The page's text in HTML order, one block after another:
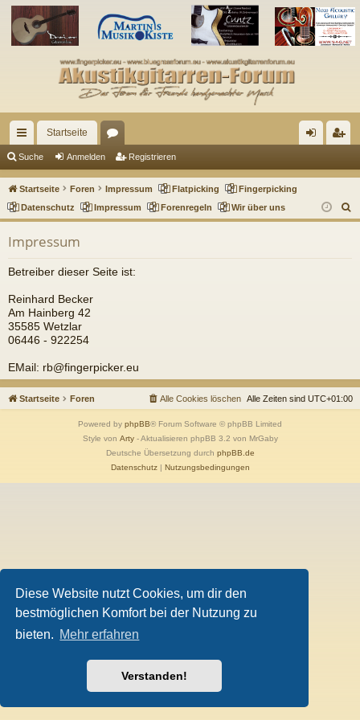
Diese Website nutzt Cookies, um dir den
bestmöglichen Komfort bei der Nutzung zu
bieten. Mehr erfahren
Verstanden!
ch
ne
llz
riff
Startseite
en m ist
rie
Suche Anmelden Registrieren
Startseite Foren Impressum Flatpicking
Fingerpicking
Datenschutz
Impressum Forenregeln Wir über uns
u
Impressum
Betreiber dieser Seite ist:
Reinhard Becker
Am Hainberg 42
35585 Wetzlar
06446 - 922254
EMail: rb@fingerpicker.eu
Startseite Foren Alle Zeiten sind UTC+01:00
Alle Cookies löschen
Powered by phpBB® Forum Software © phpBB Limited
Style von Arty- Aktualisieren phpBB 3.2 von MrGaby
Deutsche Übersetzung durch phpBB.de
Datenschutz| Nutzungsbedingungen